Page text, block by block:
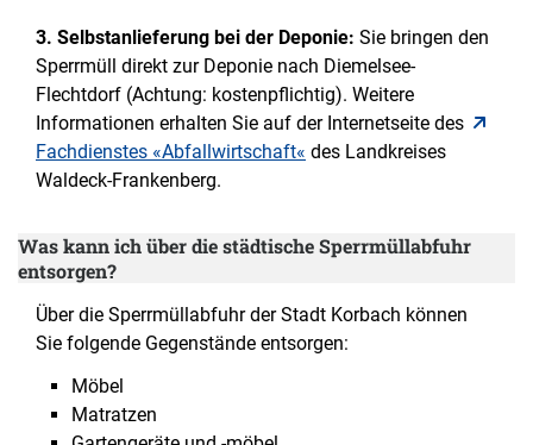
3. Selbstanlieferung bei der Deponie: Sie bringen den
Sperrmüll direkt zur Deponie nach Diemelsee-
Flechtdorf (Achtung: kostenpflichtig). Weitere
Informationen erhalten Sie auf der Internetseite des
Fachdienstes «Abfallwirtschaft« des Landkreises
Waldeck-Frankenberg.
Was kann ich über die städtische Sperrmüllabfuhr
entsorgen?
Über die Sperrmüllabfuhr der Stadt Korbach können
Sie folgende Gegenstände entsorgen:
Möbel
Matratzen